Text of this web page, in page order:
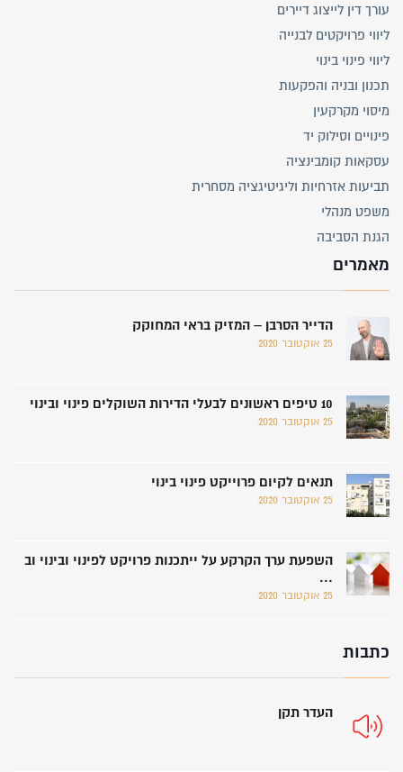
עורך דין לייצוג דיירים
ליווי פרויקטים לבנייה
ליווי פינוי בינוי
תכנון ובניה והפקעות
מיסוי מקרקעין
פינויים וסילוק יד
עסקאות קומבינציה
תביעות אזרחיות וליגיטיגציה מסחרית
משפט מנהלי
הגנת הסביבה
מאמרים
הדייר הסרבן – המזיק בראי המחוקק
25 אוקטובר 2020
10 טיפים ראשונים לבעלי הדירות השוקלים פינוי ובינוי
25 אוקטובר 2020
תנאים לקיום פרוייקט פינוי בינוי
25 אוקטובר 2020
השפעת ערך הקרקע על ייתכנות פרויקט לפינוי ובינוי וב
...
25 אוקטובר 2020
כתבות
העדר תקן